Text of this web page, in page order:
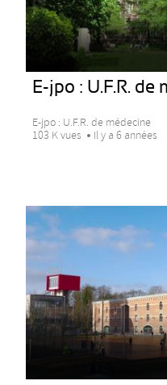
E-jpo : U.F.R. de
E-jpo : U.F.R. de médecine
103 K vues
Il y a 6 années